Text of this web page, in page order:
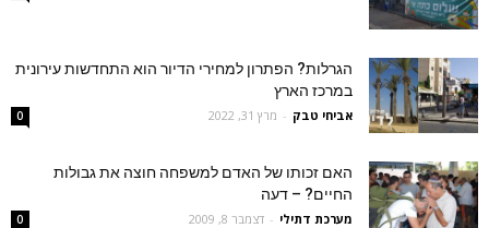
הגרלות? הפתרון למחירי הדיור הוא התחדשות עירונית
במרכז הארץ
אביחי טבק - מרץ 31, 2022 0
האם זכותו של האדם למשפחה חוצה את גבולות
החיים? – דעה
מערכת דתילי - דצמבר 8, 2009 0